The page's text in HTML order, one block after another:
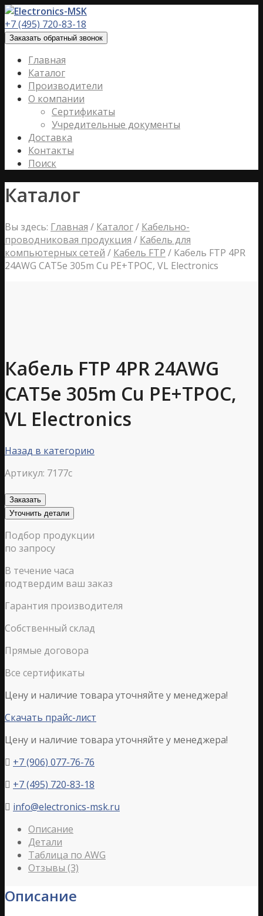
+7 (495) 720-83-18
Заказать обратный звонок
Главная
Каталог
Производители
О компании
Сертификаты
Учредительные документы
Доставка
Контакты
Поиск
Каталог
Вы здесь: Главная / Каталог/ Кабельно-
проводниковая продукция / Кабель для
компьютерных сетей / Кабель FTP / Кабель FTP 4PR
24AWG CAT5е 305m Cu РЕ+ТРОС, VL Electronics
Кабель FTP 4PR 24AWG
CAT5е 305m Cu РЕ+ТРОС,
VL Electronics
Назад в категорию
Артикул: 7177c
Заказать
Уточнить детали
Подбор продукции
по запросу
В течение часа
подтвердим ваш заказ
Гарантия производителя
Собственный склад
Прямые договора
Все сертификаты
Цену и наличие товара уточняйте у менеджера!
Скачать прайс-лист
Цену и наличие товара уточняйте у менеджера!
 +7 (906) 077-76-76
 +7 (495) 720-83-18
 info@electronics-msk.ru
Описание
Детали
Таблица по AWG
Отзывы (3)
Описание